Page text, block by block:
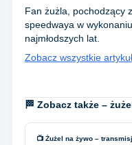
Fan żużla, pochodzący
speedwaya w
najmłodszych lat.
Zobacz wszystkie
🏁 Zobacz także –
📺 Żużel na żywo –